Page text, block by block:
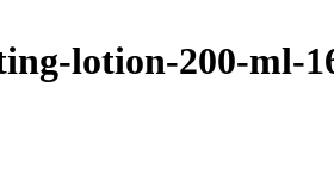
lotion-200-ml-